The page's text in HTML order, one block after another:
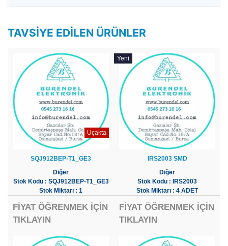
TAVSIYE EDILEN ÜRÜNLER
Uçakta
SQJ912BEP-T1_GE3
Diğer
Stok Kodu : SQJ912BEP-T1_GE3
Stok Miktarı : 1
FİYAT ÖĞRENMEK İÇİN
TIKLAYIN
Yeni
IRS2003 SMD
Diğer
Stok Kodu : IRS2003
Stok Miktarı : 4 ADET
FİYAT ÖĞRENMEK İÇİN
TIKLAYIN